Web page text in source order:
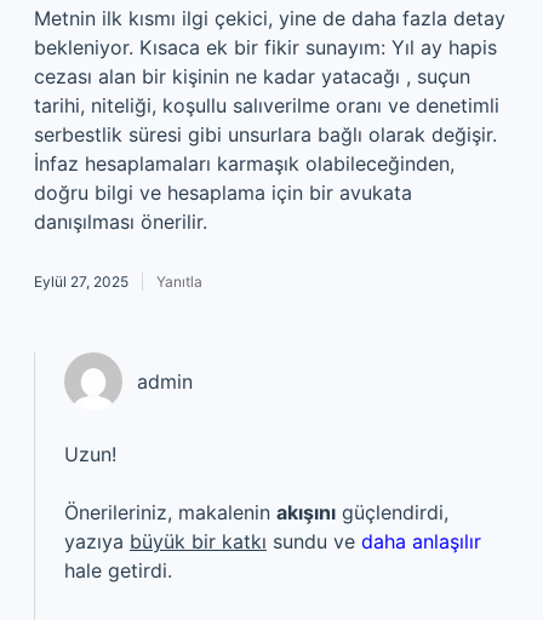
Metnin ilk kısmı ilgi çekici, yine de daha fazla detay
bekleniyor. Kısaca ek bir fikir sunayım: Yıl ay hapis
cezası alan bir kişinin ne kadar yatacağı , suçun
tarihi, niteliği, koşullu salıverilme oranı ve denetimli
serbestlik süresi gibi unsurlara bağlı olarak değişir.
İnfaz hesaplamaları karmaşık olabileceğinden,
doğru bilgi ve hesaplama için bir avukata
danışılması önerilir.
Eylül 27, 2025 Yanıtla
admin
Uzun!
Önerileriniz, makalenin akışını güçlendirdi,
yazıya büyük bir katkı sundu ve daha anlaşılır
hale getirdi.